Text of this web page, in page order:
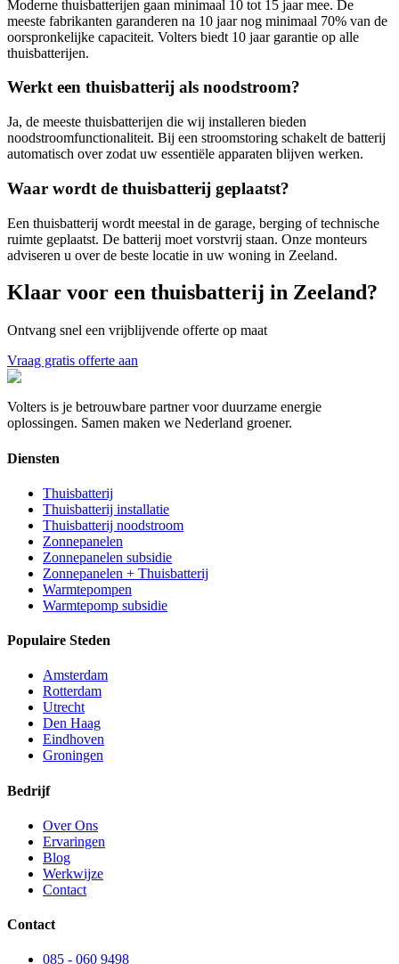
Moderne thuisbatterijen gaan minimaal 10 tot 15 jaar mee. De
meeste fabrikanten garanderen na 10 jaar nog minimaal 70% van de
oorspronkelijke capaciteit. Volters biedt 10 jaar garantie op alle
thuisbatterijen.
Werkt een thuisbatterij als noodstroom?
Ja, de meeste thuisbatterijen die wij installeren bieden
noodstroomfunctionaliteit. Bij een stroomstoring schakelt de batterij
automatisch over zodat uw essentiële apparaten blijven werken.
Waar wordt de thuisbatterij geplaatst?
Een thuisbatterij wordt meestal in de garage, berging of technische
ruimte geplaatst. De batterij moet vorstvrij staan. Onze monteurs
adviseren u over de beste locatie in uw woning in Zeeland.
Klaar voor een thuisbatterij in Zeeland?
Ontvang snel een vrijblijvende offerte op maat
Vraag gratis offerte aan
Volters is je betrouwbare partner voor duurzame energie
oplossingen. Samen maken we Nederland groener.
Diensten
Thuisbatterij
Thuisbatterij installatie
Thuisbatterij noodstroom
Zonnepanelen
Zonnepanelen subsidie
Zonnepanelen + Thuisbatterij
Warmtepompen
Warmtepomp subsidie
Populaire Steden
Amsterdam
Rotterdam
Utrecht
Den Haag
Eindhoven
Groningen
Bedrijf
Over Ons
Ervaringen
Blog
Werkwijze
Contact
Contact
085 - 060 9498